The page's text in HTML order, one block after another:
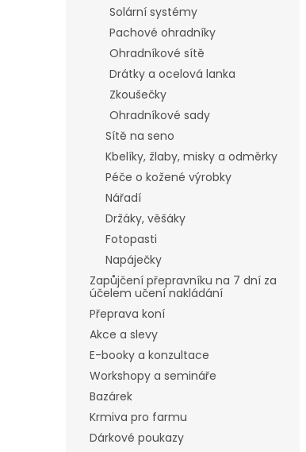
Solární systémy
Pachové ohradníky
Ohradníkové sítě
Drátky a ocelová lanka
Zkoušečky
Ohradníkové sady
Sítě na seno
Kbelíky, žlaby, misky a odměrky
Péče o kožené výrobky
Nářadí
Držáky, věšáky
Fotopasti
Napáječky
Zapůjčení přepravníku na 7 dní za
účelem učení nakládání
Přeprava koní
Akce a slevy
E-booky a konzultace
Workshopy a semináře
Bazárek
Krmiva pro farmu
Dárkové poukazy